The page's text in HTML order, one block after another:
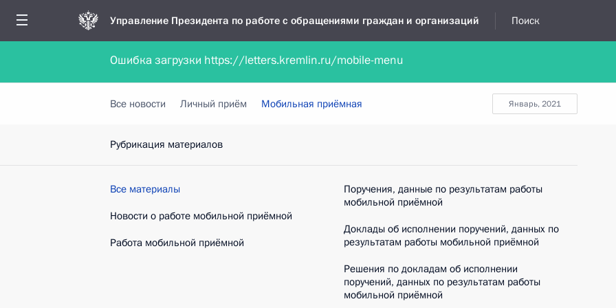
Управление Президента по работе с обращениями граждан и организаций Поиск
Обратиться в форме электронного документа Обратиться в устной форме
январь, 2021
Все новости Личный приём Мобильная приёмная
Рубрикация материалов
Все материалы
Новости о работе мобильной приёмной
Работа мобильной приёмной
Поручения, данные по результатам работы
мобильной приёмной
Доклады об исполнении поручений, данных по
результатам работы мобильной приёмной
Решения по докладам об исполнении
поручений, данных по результатам работы
мобильной приёмной
Ошибка загрузки https://letters.kremlin.ru/mobile-menu